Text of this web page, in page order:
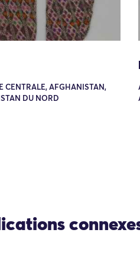
CENTRALE, AFGHANISTAN,
DU NORD